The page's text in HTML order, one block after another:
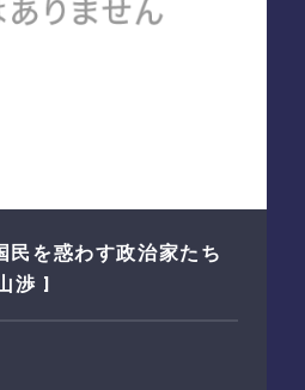
民を惑わす政治家たち
渉 ]